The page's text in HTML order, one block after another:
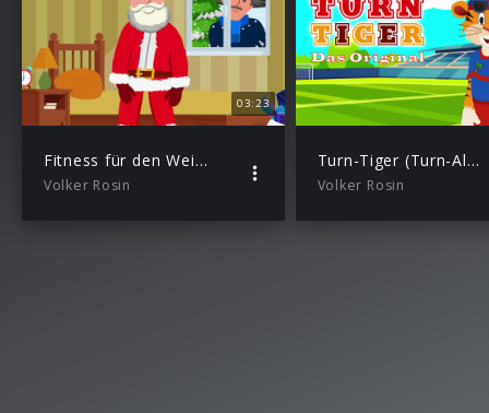
03:23
Fitness für den Weihnachtsmann
Volker Rosin
Turn-Tiger (Turn-Alarm)
Volker Rosin